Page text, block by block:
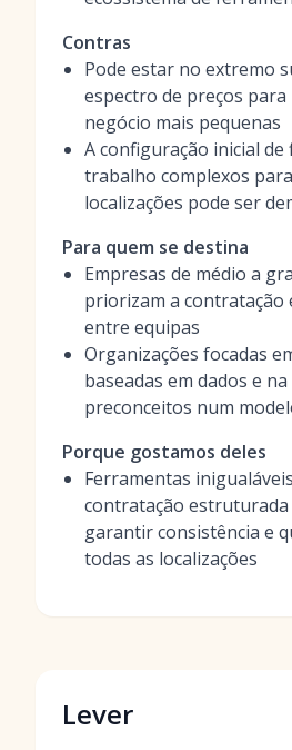
Contras
Pode estar no extremo
espectro de preços para
negócio mais pequenas
A configuração inicial de
trabalho complexos
localizações pode ser
Para quem se destina
Empresas de médio a
priorizam a contratação
entre equipas
Organizações focadas
baseadas em dados e
preconceitos num
Porque gostamos deles
Ferramentas
contratação estruturada
garantir consistência e
todas as localizações
Lever